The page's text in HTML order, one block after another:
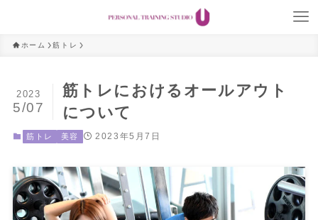
ホーム 筋トレ
筋トレにおけるオールアウト
について
2023
5/07
筋トレ 美容 2023年5月7日